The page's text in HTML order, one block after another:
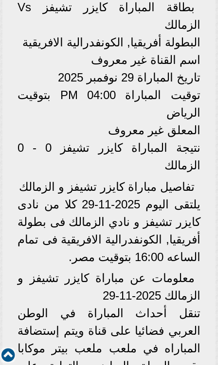
بطاقة المباراة كايزر تشيفز Vs
الزمالك
البطولة أفريقيا, الكونفدرالية الافريقية
اسم القناة غير معروف
تاريخ المباراة 29 نوفمبر 2025
توقيت المباراة 04:00 PM بتوقيت
الرياض
المعلق غير معروف
نتيجة المباراة كايزر تشيفز 0 - 0
الزمالك
تفاصيل مباراة كايزر تشيفز و الزمالك
يلتقى اليوم 2025-11-29 كلا من نادى
كايزر تشيفز و نادي الزمالك فى بطولة
أفريقيا, الكونفدرالية الافريقية فى تمام
الساعه 16:00 بتوقيت مصر.
معلومات عن مباراة كايزر تشيفز و
الزمالك 2025-11-29
تنقل أحداث المباراة في الوطن
العربي فضائيا على قناة ويتم إستضافة
المباراه في ملعب ملعب بيتر موكابا